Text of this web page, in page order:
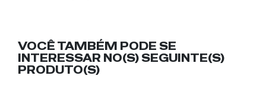
VOCÊ TAMBÉM PODE SE
INTERESSAR NO(S) SEGUINTE(S)
PRODUTO(S)